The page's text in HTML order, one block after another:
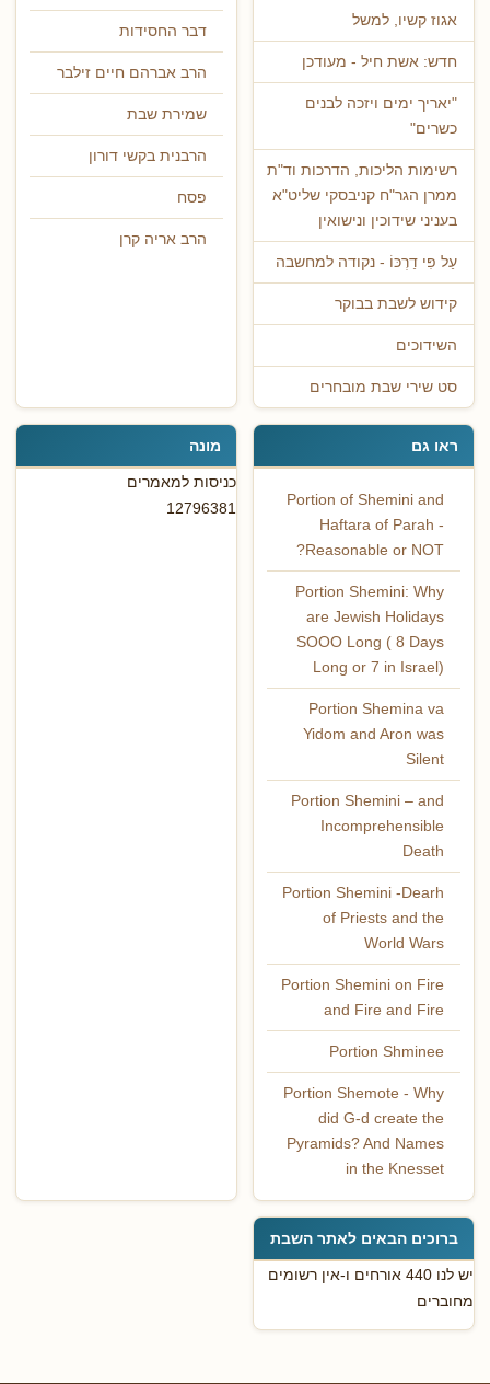
אגוז קשיו, למשל
חדש: אשת חיל - מעודכן
"יאריך ימים ויזכה לבנים
כשרים"
רשימות הליכות, הדרכות וד"ת
ממרן הגר"ח קניבסקי שליט"א
בעניני שידוכין ונישואין
עַל פִּי דַרְכּוֹ - נקודה למחשבה
קידוש לשבת בבוקר
השידוכים
סט שירי שבת מובחרים
דבר החסידות
הרב אברהם חיים זילבר
שמירת שבת
הרבנית בקשי דורון
פסח
הרב אריה קרן
ראו גם
Portion of Shemini and
Haftara of Parah -
Reasonable or NOT?
Portion Shemini: Why
are Jewish Holidays
SOOO Long ( 8 Days
Long or 7 in Israel)
Portion Shemina va
Yidom and Aron was
Silent
Portion Shemini – and
Incomprehensible
Death
Portion Shemini -Dearh
of Priests and the
World Wars
Portion Shemini on Fire
and Fire and Fire
Portion Shminee
Portion Shemote - Why
did G-d create the
Pyramids? And Names
in the Knesset
מונה
כניסות למאמרים
12796381
ברוכים הבאים לאתר השבת
יש לנו 440 אורחים ו-אין רשומים
מחוברים